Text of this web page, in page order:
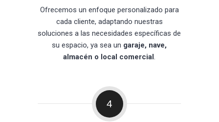
Ofrecemos un enfoque personalizado para
cada cliente, adaptando nuestras
soluciones a las necesidades específicas de
su espacio, ya sea un garaje, nave,
almacén o local comercial.
4